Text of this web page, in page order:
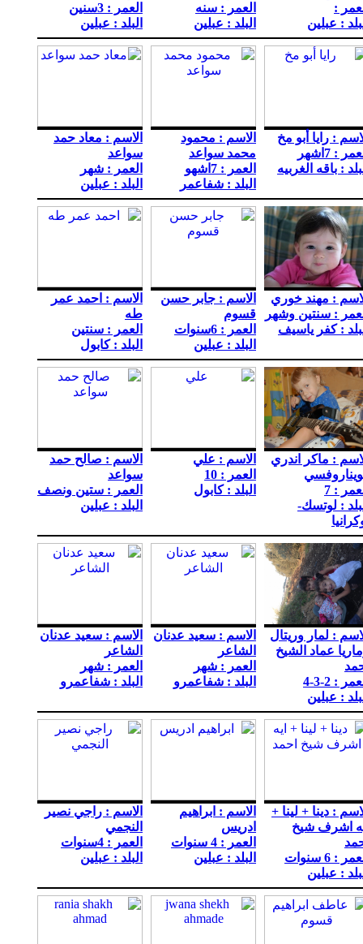
:
: عبلين
العمر : سنه
البلد : عبلين
العمر : 3سنين
البلد : عبلين
: رايا أبو مخ
: 7اشهر
: باقه الغربيه
الاسم : محمود
محمد سواعد
العمر : 7اشهو
البلد : شفاعمر
الاسم : معاد حمد
سواعد
العمر : شهر
البلد : عبلين
: مهند خوري
: سنتين وشهر
: كفر ياسيف
الاسم : جابر حسن
قسوم
العمر : 6سنوات
البلد : عبلين
الاسم : احمد عمر
طه
العمر : سنتين
البلد : كابول
: ماكر اندري
: 7
: لوتسك-
الاسم : علي
العمر : 10
البلد : كابول
الاسم : صالح حمد
سواعد
العمر : ستين ونصف
البلد : عبلين
: لمار وريتال
عماد الشيخ
: 2-3-4
: عبلين
الاسم : سعيد عدنان
الشاعر
العمر : شهر
البلد : شفاعمرو
الاسم : سعيد عدنان
الشاعر
العمر : شهر
البلد : شفاعمرو
: دينا + لينا +
اشرف شيخ
: 6 سنوات
: عبلين
الاسم : ابراهيم
ادريس
العمر : 4 سنوات
البلد : عبلين
الاسم : راجي نصير
النجمي
العمر : 4سنوات
البلد : عبلين